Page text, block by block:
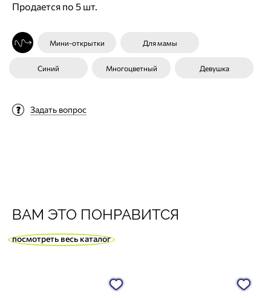
Продается по 5 шт.
Мини-открытки Для мамы
Синий Многоцветный Девушка
Задать вопрос
ВАМ ЭТО ПОНРАВИТСЯ
посмотреть весь каталог